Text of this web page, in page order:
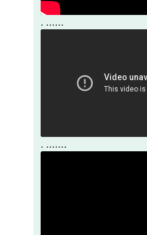
. ......
. .......